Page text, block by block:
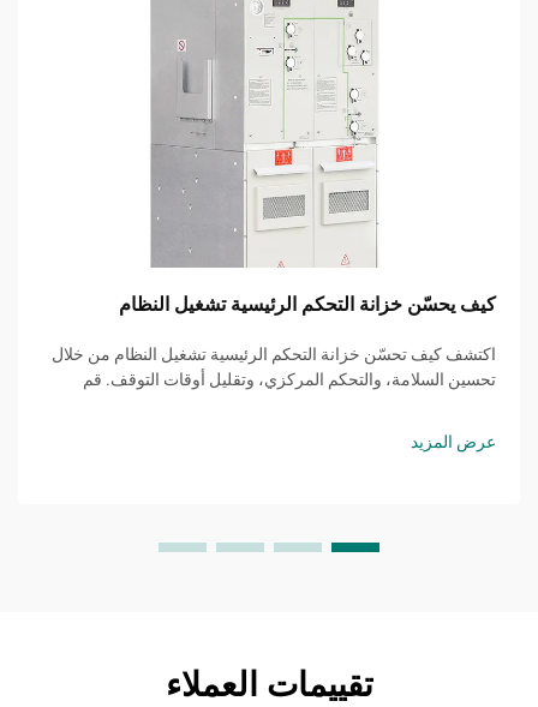
كيف يحسّن خزانة التحكم الرئيسية تشغيل النظام
اكتشف كيف تحسّن خزانة التحكم الرئيسية تشغيل النظام من خلال
تحسين السلامة، والتحكم المركزي، وتقليل أوقات التوقف. قم
عرض المزيد
تقييمات العملاء